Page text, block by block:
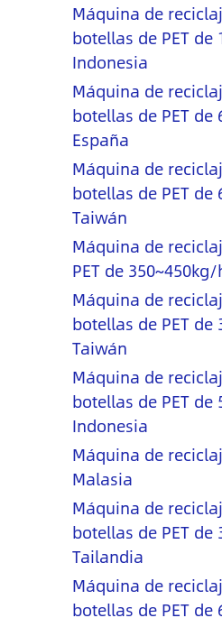
Máquina de
botellas de PET de
Indonesia
Máquina de
botellas de PET de
España
Máquina de
botellas de PET de
Taiwán
Máquina de
PET de
Máquina de
botellas de PET de
Taiwán
Máquina de
botellas de PET de
Indonesia
Máquina de
Malasia
Máquina de
botellas de PET de
Tailandia
Máquina de
botellas de PET de